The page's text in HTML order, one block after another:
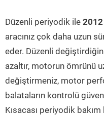
Düzenli periyodik ile
aracınız çok daha uzun
eder. Düzenli
azaltır, motorun ömrünü
değiştirmeniz, motor
balataların kontrolü
Kısacası periyodik